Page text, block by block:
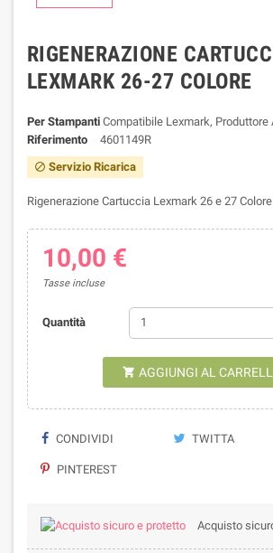
RIGENERAZIONE
LEXMARK 26-27 COLORE
Per Stampanti Compatibile Lexmark, Produttore
Riferimento
4601149R
 Servizio Ricarica
Rigenerazione Cartuccia Lexmark 26 e 27 Colore
10,00 €
Tasse incluse
Quantità
 AGGIUNGI AL
CONDIVIDI TWITTA
PINTEREST
Acquisto